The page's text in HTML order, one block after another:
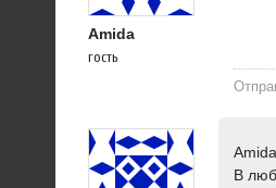
Amida
гость
В